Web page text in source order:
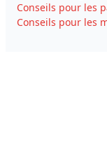
Conseils pour les
Conseils pour les